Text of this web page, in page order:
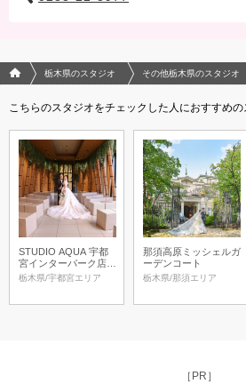
フォトウエディング/結婚写真のPhotorait ホーム
栃木県のスタジオ その他栃木県のスタジオ
こちらのスタジオをチェックした人におすすめの
STUDIO AQUA 宇都
宮インターパーク店
（スタジオAQUA）
栃木県/宇都宮エリア
那須高原ミッシェルガ
ーデンコート
栃木県/那須エリア
［PR］